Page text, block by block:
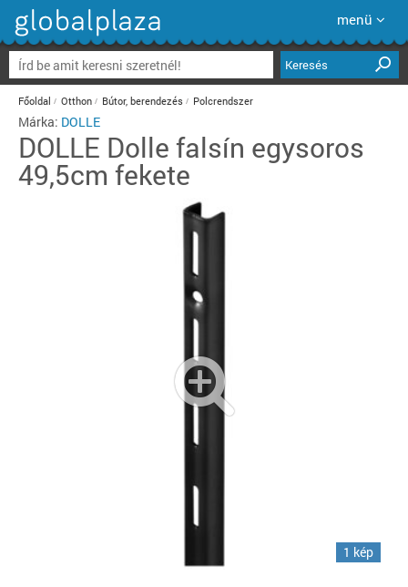
menü
Keresés
Főoldal Otthon Bútor, berendezés Polcrendszer
Márka: DOLLE
DOLLE Dolle falsín egysoros
49,5cm fekete
1 kép